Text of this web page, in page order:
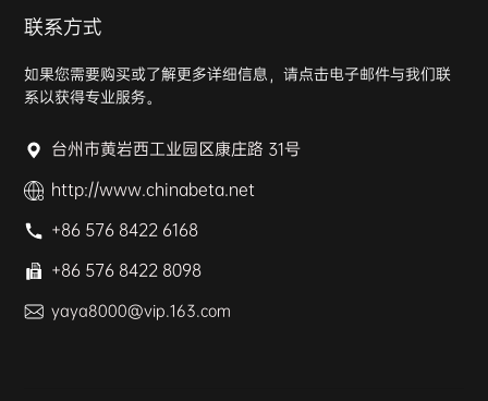
联系方式
如果您需要购买或了解更多详细信息，请点击电子邮件与我们联
系以获得专业服务。
台州市黄岩西工业园区康庄路 31号
http://www.chinabeta.net
+86 576 8422 6168
+86 576 8422 8098
yaya8000@vip.163.com